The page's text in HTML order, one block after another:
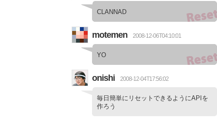
CLANNAD
motemen 2008-12-06T04:10:01
YO
onishi 2008-12-04T17:56:02
毎日簡単にリセットできるようにAPIを
作ろう